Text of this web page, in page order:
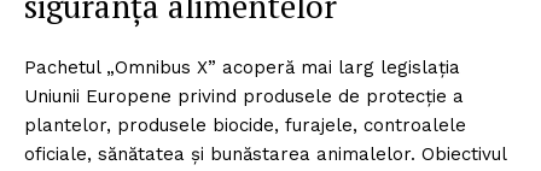
Pachetul „Omnibus X” acoperă mai larg legislația
Uniunii Europene privind produsele de protecție a
plantelor, produsele biocide, furajele, controalele
oficiale, sănătatea și bunăstarea animalelor. Obiectivul